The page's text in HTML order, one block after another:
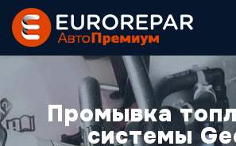
Промывка
системы